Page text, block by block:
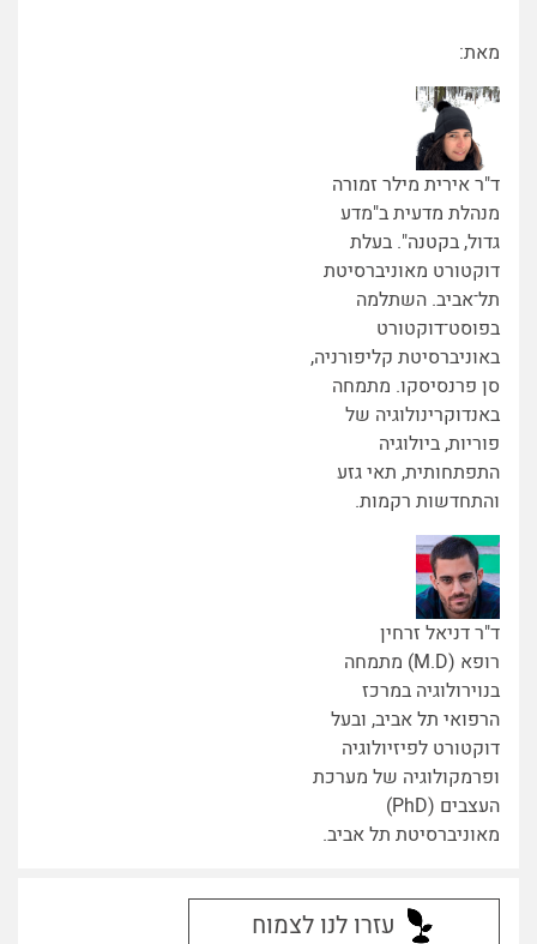
מאת:
ד"ר אירית מילר זמורה
מנהלת מדעית ב"מדע
גדול, בקטנה". בעלת
דוקטורט מאוניברסיטת
תל־אביב. השתלמה
בפוסט־דוקטורט
באוניברסיטת קליפורניה,
סן פרנסיסקו. מתמחה
באנדוקרינולוגיה של
פוריות, ביולוגיה
התפתחותית, תאי גזע
והתחדשות רקמות.
ד"ר דניאל זרחין
רופא (M.D) מתמחה
בנוירולוגיה במרכז
הרפואי תל אביב, ובעל
דוקטורט לפיזיולוגיה
ופרמקולוגיה של מערכת
העצבים (PhD)
מאוניברסיטת תל אביב.
עזרו לנו לצמוח